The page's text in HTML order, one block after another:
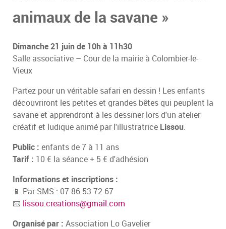
animaux de la savane »
Dimanche 21 juin de 10h à 11h30
Salle associative – Cour de la mairie à Colombier-le-
Vieux
Partez pour un véritable safari en dessin ! Les enfants
découvriront les petites et grandes bêtes qui peuplent la
savane et apprendront à les dessiner lors d'un atelier
créatif et ludique animé par l'illustratrice Lissou.
Public : enfants de 7 à 11 ans
Tarif : 10 € la séance + 5 € d'adhésion
Informations et inscriptions :
📱 Par SMS : 07 86 53 72 67
📧 lissou.creations@gmail.com
Organisé par : Association Lo Gavelier